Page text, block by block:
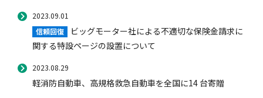
2023.09.01
信頼回復
ビッグモーター社による不適切な保険金請求に
関する特設ページの設置について
2023.08.29
軽消防自動車、高規格救急自動車を全国に14 台寄贈